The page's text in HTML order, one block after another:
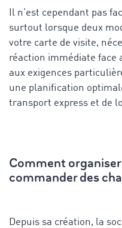
Il n’est cependant pas
surtout lorsque deux
votre carte de visite,
réaction immédiate face
aux exigences
une planification
transport express et de
Comment
commander des
Depuis sa création, la